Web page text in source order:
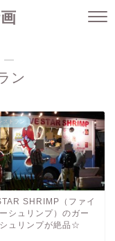
―
ン
ストラン
SHRIMP（ファイ
シュリンプ）のガー
ュリンプが絶品☆